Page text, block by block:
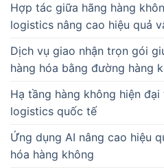
Hợp tác giữa hãng hàng
logistics nâng cao hiệu quả
Dịch vụ giao nhận trọn gói
hàng hóa bằng đường hàng
Hạ tầng hàng không hiện
logistics quốc tế
Ứng dụng AI nâng cao hiệu
hóa hàng không